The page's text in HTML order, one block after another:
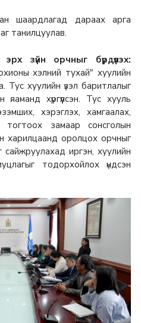
шаардлагад дараах арга
танилцуулав.
зүйн орчныг бүрдүүлэх:
хэлний тухай" хуулийн
Тус хуулийн үзэл баритлалыг
хүргүүлсэн. Тус хууль
хэрэглэх, хамгаалах,
тогтоох замаар сонсголын
харилцаанд оролцох орчныг
сайжруулахад иргэн, хуулийн
тодорхойлох үндсэн